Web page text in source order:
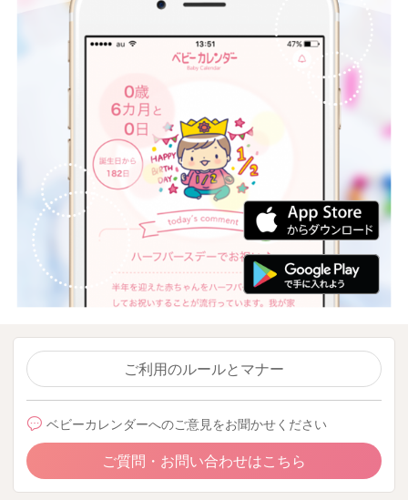
ご利用のルールとマナー
ベビーカレンダーへのご意見をお聞かせください
ご質問・お問い合わせはこちら